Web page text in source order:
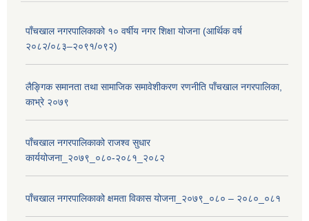
पाँचखाल नगरपालिकाको १० वर्षीय नगर शिक्षा योजना (आर्थिक वर्ष
२०८२/०८३–२०९१/०९२)
लैङ्गिक समानता तथा सामाजिक समावेशीकरण रणनीति पाँचखाल नगरपालिका,
काभ्रे २०७९
पाँचखाल नगरपालिकाको राजश्व सुधार
कार्ययोजना_२०७९_०८०-२०८१_२०८२
पाँचखाल नगरपालिकाको क्षमता विकास योजना_२०७९_०८० – २०८०_०८१